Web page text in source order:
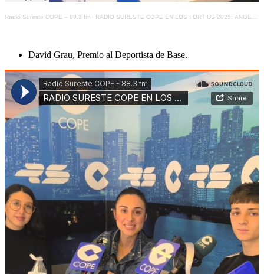
Radio Sureste COPE – 88.3 fm · RADIO SURESTE COPE EN LOS FORTIUS 2025: ÁNGEL VALERO Y MANUEL ALBEROLA, GESTOR DEPORTIVO DEL AÑO Y BERNARDO RUIZ A LA TRAYECTORIA DEPORTIVA
David Grau, Premio al Deportista de Base.